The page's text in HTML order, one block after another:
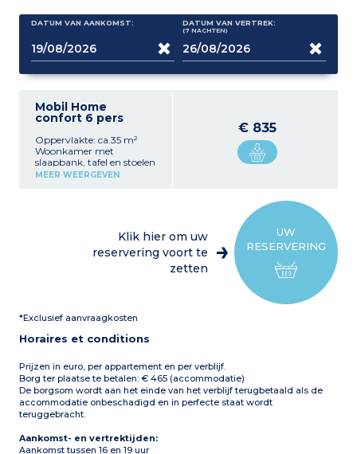
DATUM VAN AANKOMST: DATUM VAN VERTREK:
(7 NACHTEN)
Mobil Home
confort 6 pers
Oppervlakte: ca.35 m²
Woonkamer met
slaapbank, tafel en stoelen
Volledig ingerichte
waterkoker, serviesgoed,
1 slaapkamer met een
tweepersoonsbed (140 cm)
wastafel
Halfoverdekt terras met
Max. capaciteit 6
personen
MEER WEERGEVEN
€ 835
UW
RESERVERING
Klik hier om uw
reservering voort te
zetten
*Exclusief aanvraagkosten
Horaires et conditions
Prijzen in euro, per appartement en per verblijf.
Borg ter plaatse te betalen: € 465 (accommodatie)
De borgsom wordt aan het einde van het verblijf terugbetaald als de
accommodatie onbeschadigd en in perfecte staat wordt
teruggebracht.
Aankomst- en vertrektijden:
Aankomst tussen 16 en 19 uur